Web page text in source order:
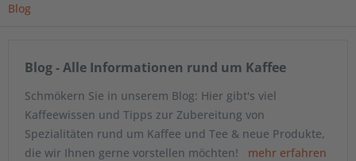
Blog
Blog - Alle Informationen rund um Kaffee
Schmökern Sie in unserem Blog: Hier gibt's viel
Kaffeewissen und Tipps zur Zubereitung von
Spezialitäten rund um Kaffee und Tee & neue Produkte,
die wir Ihnen gerne vorstellen möchten! mehr erfahren